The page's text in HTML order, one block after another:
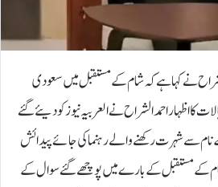
نے کہا ہے کہ شام کے مستقبل میں سعودی
کا اظہار احمد الشراح نے العربیہ نیوز کو دیئے گئے
کے نام سے شہرت رکھنے والے رہنما کی جائے پیدائش
مستقبل کے بارے میں پوچھے گئے سوال کے